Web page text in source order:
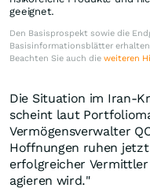
geeignet.
Den Basisprospekt sowie die
Basisinformationsblätter
Beachten Sie auch die weiteren
Die Situation im Iran-
scheint laut
Vermögensverwalter
Hoffnungen ruhen
erfolgreicher
agieren wird."